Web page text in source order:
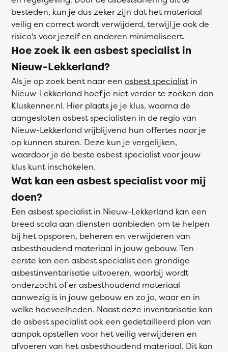
besteden, kun je dus zeker zijn dat het materiaal
veilig en correct wordt verwijderd, terwijl je ook de
risico's voor jezelf en anderen minimaliseert.
Hoe zoek ik een asbest specialist in
Nieuw-Lekkerland?
Als je op zoek bent naar een asbest specialistin
Nieuw-Lekkerland hoef je niet verder te zoeken dan
Kluskenner.nl. Hier plaats je je klus, waarna de
aangesloten asbest specialisten in de regio van
Nieuw-Lekkerland vrijblijvend hun offertes naar je
op kunnen sturen. Deze kun je vergelijken,
waardoor je de beste asbest specialist voor jouw
klus kunt inschakelen.
Wat kan een asbest specialist voor mij
doen?
Een asbest specialist in Nieuw-Lekkerland kan een
breed scala aan diensten aanbieden om te helpen
bij het opsporen, beheren en verwijderen van
asbesthoudend materiaal in jouw gebouw. Ten
eerste kan een asbest specialist een grondige
asbestinventarisatie uitvoeren, waarbij wordt
onderzocht of er asbesthoudend materiaal
aanwezig is in jouw gebouw en zo ja, waar en in
welke hoeveelheden. Naast deze inventarisatie kan
de asbest specialist ook een gedetailleerd plan van
aanpak opstellen voor het veilig verwijderen en
afvoeren van het asbesthoudend materiaal. Dit kan